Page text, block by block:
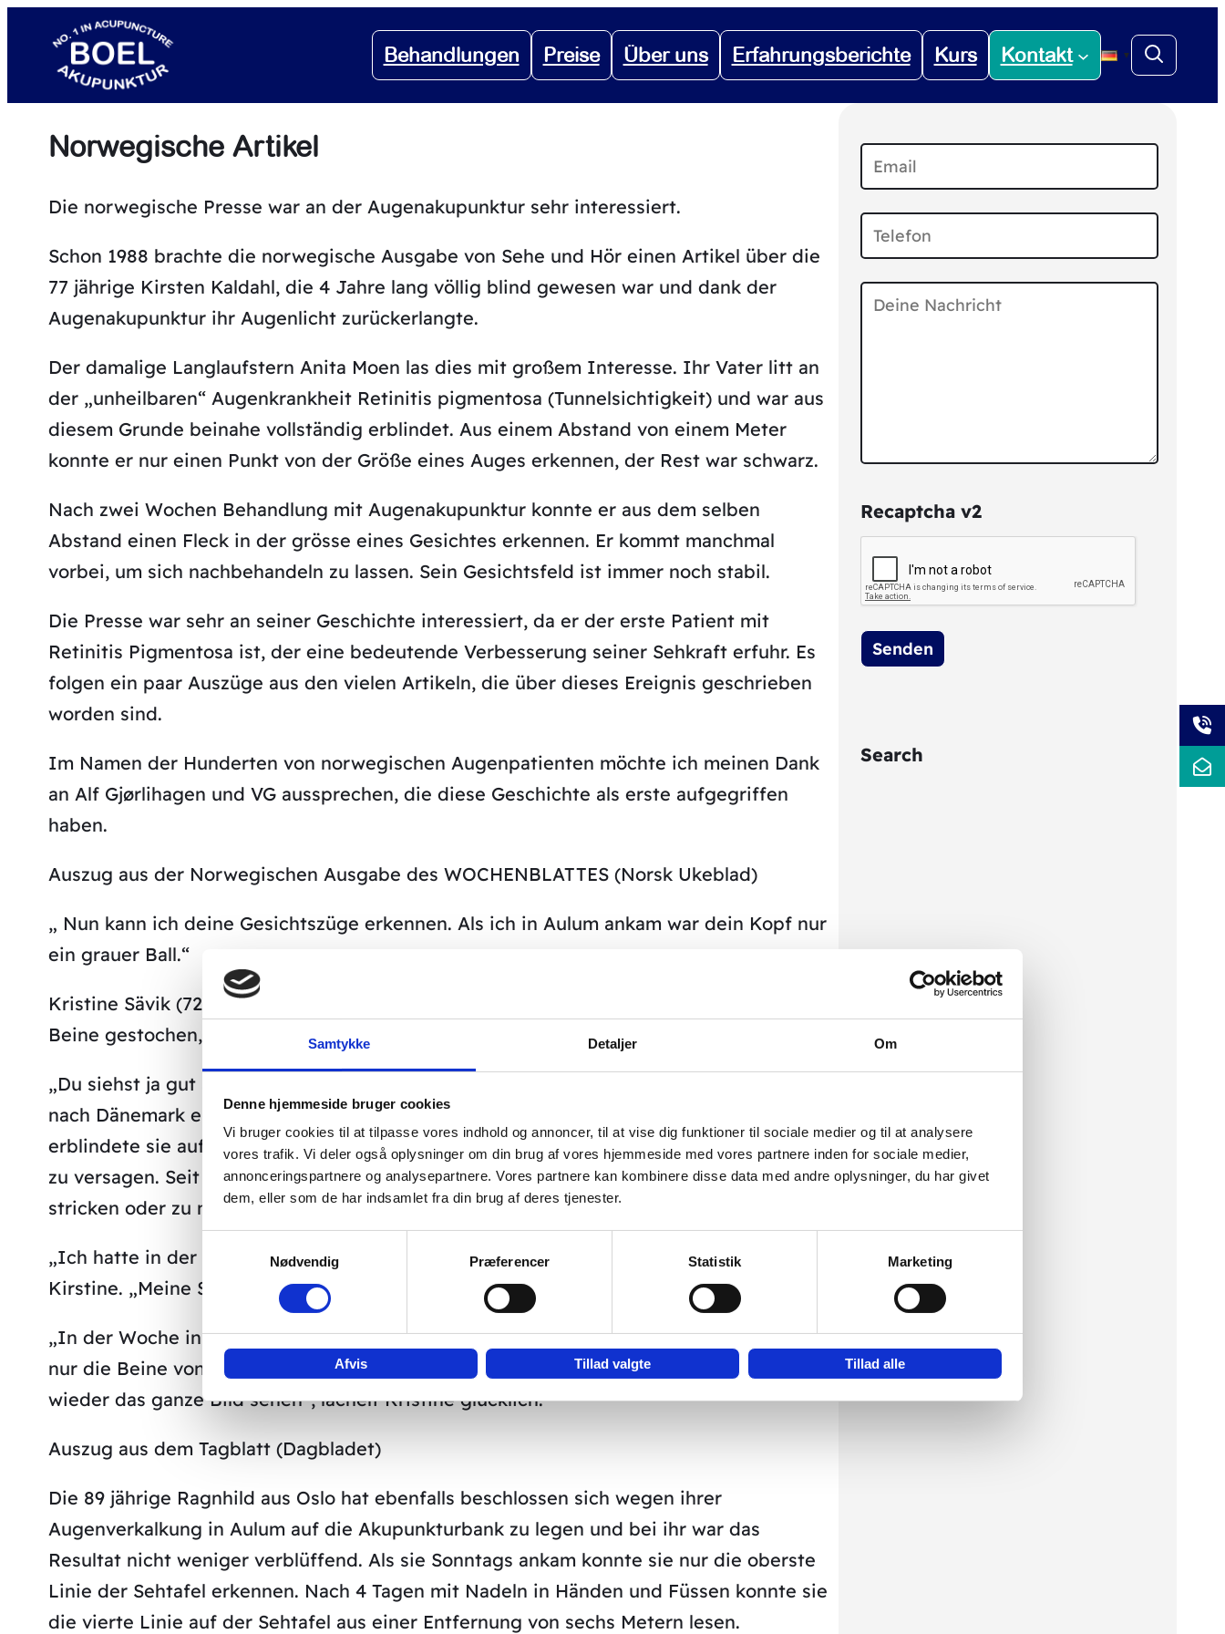
Samtykke Detaljer Om
Denne hjemmeside bruger cookies
Vi bruger cookies til at tilpasse vores indhold og annoncer, til at vise dig funktioner til sociale medier og til at analysere
vores trafik. Vi deler også oplysninger om din brug af vores hjemmeside med vores partnere inden for sociale medier,
annonceringspartnere og analysepartnere. Vores partnere kan kombinere disse data med andre oplysninger, du har givet
dem, eller som de har indsamlet fra din brug af deres tjenester.
Nødvendig
Præferencer Statistik Marketing
Afvis Tillad valgte Tillad alle
Inhalt
springen
Behandlungen Preise Über uns Erfahrungsberichte Kurs Kontakt ▼
Norwegische Artikel
Die norwegische Presse war an der Augenakupunktur sehr interessiert.
Schon 1988 brachte die norwegische Ausgabe von Sehe und Hör einen Artikel über die
77 jährige Kirsten Kaldahl, die 4 Jahre lang völlig blind gewesen war und dank der
Augenakupunktur ihr Augenlicht zurückerlangte.
Der damalige Langlaufstern Anita Moen las dies mit großem Interesse. Ihr Vater litt an
der „unheilbaren“ Augenkrankheit Retinitis pigmentosa (Tunnelsichtigkeit) und war aus
diesem Grunde beinahe vollständig erblindet. Aus einem Abstand von einem Meter
konnte er nur einen Punkt von der Größe eines Auges erkennen, der Rest war schwarz.
Nach zwei Wochen Behandlung mit Augenakupunktur konnte er aus dem selben
Abstand einen Fleck in der grösse eines Gesichtes erkennen. Er kommt manchmal
vorbei, um sich nachbehandeln zu lassen. Sein Gesichtsfeld ist immer noch stabil.
Die Presse war sehr an seiner Geschichte interessiert, da er der erste Patient mit
Retinitis Pigmentosa ist, der eine bedeutende Verbesserung seiner Sehkraft erfuhr. Es
folgen ein paar Auszüge aus den vielen Artikeln, die über dieses Ereignis geschrieben
worden sind.
Im Namen der Hunderten von norwegischen Augenpatienten möchte ich meinen Dank
an Alf Gjørlihagen und VG aussprechen, die diese Geschichte als erste aufgegriffen
haben.
Auszug aus der Norwegischen Ausgabe des WOCHENBLATTES (Norsk Ukeblad)
„ Nun kann ich deine Gesichtszüge erkennen. Als ich in Aulum ankam war dein Kopf nur
ein grauer Ball.“
Kristine Sävik (72) strahlt . Der Akupunkteur John Boel hat ihr Nadeln in die Hände und
Beine gestochen, und zum ersten Mal seit Jahren kann sie Details erkennen.
„Du siehst ja gut aus“, lacht sie John Boel schelmisch an. Kristine hat ihre Tochter Gunn
nach Dänemark eingeladen. Die Reise nach Aulum ist der letzte Strohhalm. 1982
erblindete sie auf dem einen Auge, drei Jahre später begann das andere Auge ebenfalls
zu versagen. Seit dieser Zeit hatte sie nur davon träumen können, Zeitung zu lesen, zu
stricken oder zu nähen.
„Ich hatte in der norwegischen Ausgabe des Wochenblattes über John gelesen“, erzählt
Kirstine. „Meine Sehkraft verschlechterte sich auf Grund geplatzter Blutadern.“
„In der Woche in der ich hier war, erhielt ich täglich 2 Behandlungen. Vorher konnte ich
nur die Beine von Leuten erkennen, der Rest verschwand in einem Nebel. Nun kann ich
wieder das ganze Bild sehen“, lächelt Kristine glücklich.
Auszug aus dem Tagblatt (Dagbladet)
Die 89 jährige Ragnhild aus Oslo hat ebenfalls beschlossen sich wegen ihrer
Augenverkalkung in Aulum auf die Akupunkturbank zu legen und bei ihr war das
Resultat nicht weniger verblüffend. Als sie Sonntags ankam konnte sie nur die oberste
Linie der Sehtafel erkennen. Nach 4 Tagen mit Nadeln in Händen und Füssen konnte sie
die vierte Linie auf der Sehtafel aus einer Entfernung von sechs Metern lesen.
Recaptcha v2
Search
o
r
: